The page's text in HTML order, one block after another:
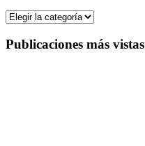
Categorías
Publicaciones más vistas